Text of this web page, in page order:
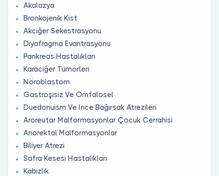
Akalazya
Bronkojenik Kist
Akciğer Sekestrasyonu
Diyafragma Evantrasyonu
Pankreas Hastalıkları
Karaciğer Tümörleri
Nöroblastom
Gastroşisiz Ve Omfalosel
Duedonuism Ve Ince Bağırsak Atrezileri
Aroreutar Malformasyonlar Çocuk Cerrahisi
Anorektal Malformasyonlar
Biliyer Atrezi
Safra Kesesi Hastalıkları
Kabızlık